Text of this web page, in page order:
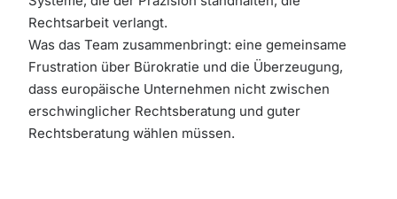
Rechtsarbeit verlangt.
Was das Team zusammenbringt: eine gemeinsame
Frustration über Bürokratie und die Überzeugung,
dass europäische Unternehmen nicht zwischen
erschwinglicher Rechtsberatung und guter
Rechtsberatung wählen müssen.